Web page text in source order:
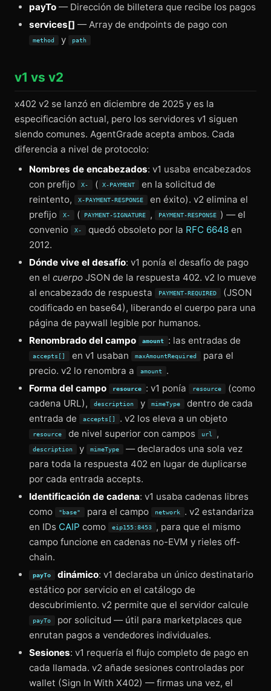
payTo — Dirección de billetera que recibe los pagos
services[] — Array de endpoints de pago con
method y path
v1 vs v2
x402 v2 se lanzó en diciembre de 2025 y es la
especificación actual, pero los servidores v1 siguen
siendo comunes. AgentGrade acepta ambos. Cada
diferencia a nivel de protocolo:
Nombres de encabezados: v1 usaba encabezados
con prefijo
X- ( X-PAYMENT
en la solicitud de
reintento,
X-PAYMENT-RESPONSE
en éxito). v2 elimina el
prefijo
X- ( PAYMENT-SIGNATURE , PAYMENT-RESPONSE ) — el
convenio
X- quedó obsoleto por la RFC 6648en
2012.
Dónde vive el desafío: v1 ponía el desafío de pago
en el cuerpo JSON de la respuesta 402. v2 lo mueve
al encabezado de respuesta
PAYMENT-REQUIRED
(JSON
codificado en base64), liberando el cuerpo para una
página de paywall legible por humanos.
Renombrado del campo
amount : las entradas de
accepts[] en v1 usaban maxAmountRequired
para el
precio. v2 lo renombra a
amount
.
Forma del campo
resource : v1 ponía resource
(como
cadena URL),
description y mimeType
dentro de cada
entrada de
accepts[] . v2 los eleva a un objeto
resource de nivel superior con campos url ,
description y mimeType
— declarados una sola vez
para toda la respuesta 402 en lugar de duplicarse
por cada entrada accepts.
Identificación de cadena: v1 usaba cadenas libres
como
"base" para el campo network
. v2 estandariza
en IDs CAIP como eip155:8453
, para que el mismo
campo funcione en cadenas no-EVM y rieles off-
chain.
payTo dinámico: v1 declaraba un único destinatario
estático por servicio en el catálogo de
descubrimiento. v2 permite que el servidor calcule
payTo
por solicitud — útil para marketplaces que
enrutan pagos a vendedores individuales.
Sesiones: v1 requería el flujo completo de pago en
cada llamada. v2 añade sesiones controladas por
wallet (Sign In With X402) — firmas una vez, el